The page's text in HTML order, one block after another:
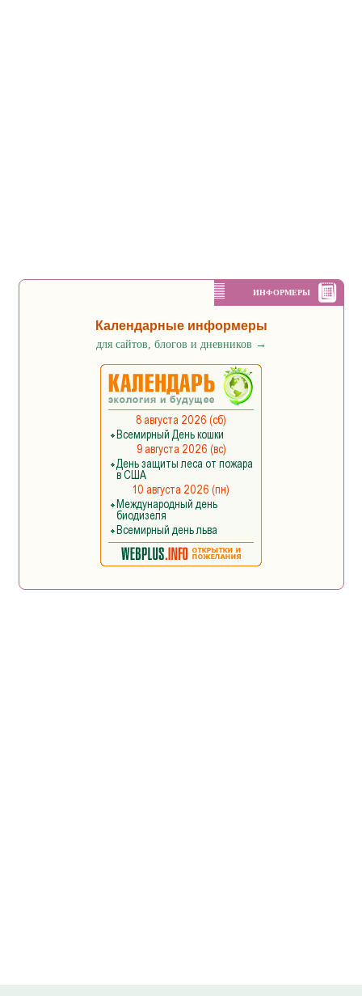
ИНФОРМЕРЫ
Календарные информеры
для сайтов, блогов и дневников →